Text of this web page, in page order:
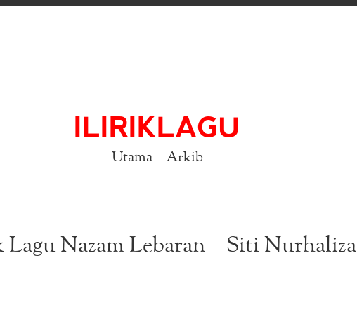
ILIRIKLAGU
Utama Arkib
Nazam Lebaran – Siti Nurhaliza